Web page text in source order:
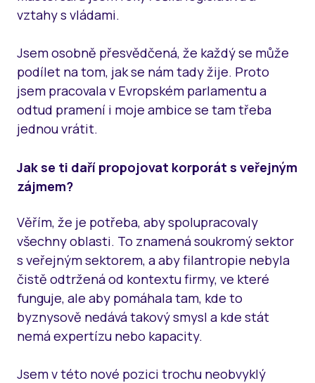
vztahy s vládami.
Jsem osobně přesvědčená, že každý se může
podílet na tom, jak se nám tady žije. Proto
jsem pracovala v Evropském parlamentu a
odtud pramení i moje ambice se tam třeba
jednou vrátit.
Jak se ti daří propojovat korporát s veřejným
zájmem?
Věřím, že je potřeba, aby spolupracovaly
všechny oblasti. To znamená soukromý sektor
s veřejným sektorem, a aby filantropie nebyla
čistě odtržená od kontextu firmy, ve které
funguje, ale aby pomáhala tam, kde to
byznysově nedává takový smysl a kde stát
nemá expertízu nebo kapacity.
Jsem v této nové pozici trochu neobvyklý